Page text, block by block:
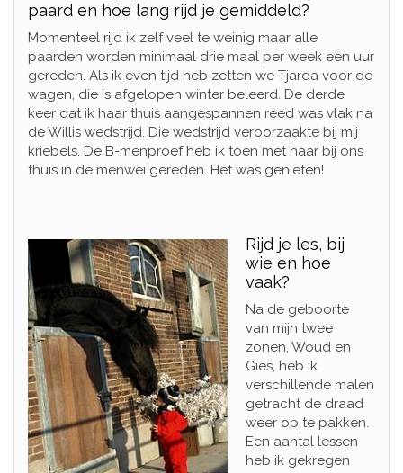
paard en hoe lang rijd je gemiddeld?
Momenteel rijd ik zelf veel te weinig maar alle
paarden worden minimaal drie maal per week een uur
gereden. Als ik even tijd heb zetten we Tjarda voor de
wagen, die is afgelopen winter beleerd. De derde
keer dat ik haar thuis aangespannen reed was vlak na
de Willis wedstrijd. Die wedstrijd veroorzaakte bij mij
kriebels. De B-menproef heb ik toen met haar bij ons
thuis in de menwei gereden. Het was genieten!
Rijd je les, bij
wie en hoe
vaak?
Na de geboorte
van mijn twee
zonen, Woud en
Gies, heb ik
verschillende malen
getracht de draad
weer op te pakken.
Een aantal lessen
heb ik gekregen